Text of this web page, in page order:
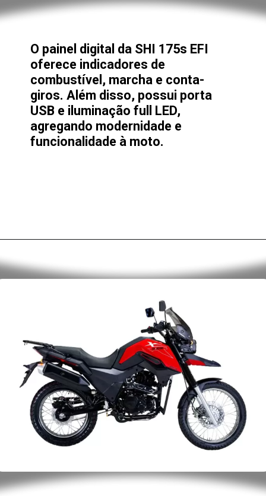
O painel digital da SHI 175s EFI
oferece indicadores de
combustível, marcha e conta-
giros. Além disso, possui porta
USB e iluminação full LED,
agregando modernidade e
funcionalidade à moto.